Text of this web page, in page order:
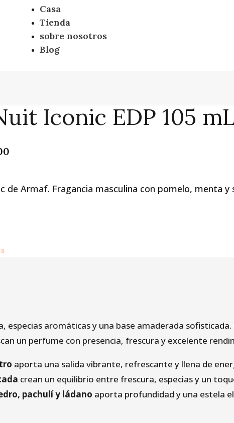
Casa
Tienda
sobre nosotros
Blog
Iconic EDP 105 mL
es:
$105,000.00.
de Armaf. Fragancia masculina con pomelo, menta y
aromáticas y una base amaderada sofisticada.
un perfume con presencia, frescura y excelente
aporta una salida vibrante, refrescante y llena de
crean un equilibrio entre frescura, especias y un
pachulí y ládano aporta profundidad y una estela